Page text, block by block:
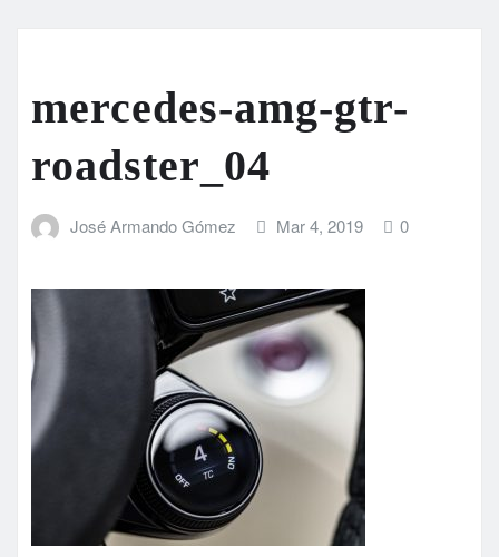
mercedes-amg-gtr-
roadster_04
José Armando Gómez Mar 4, 2019 0